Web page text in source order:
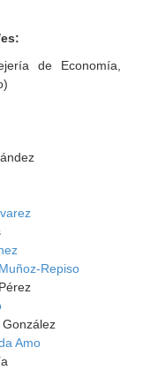
de Economía,
Repiso
Amo